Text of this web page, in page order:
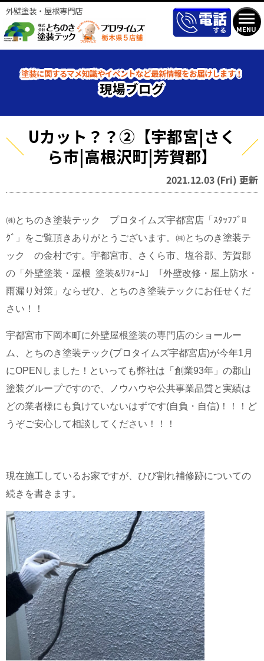
MENU
外壁塗装・屋根専門店
塗装に関するマメ知識やイベントなど最新情報をお届けします！
現場ブログ
Uカット？？②【宇都宮|さく
ら市|高根沢町|芳賀郡】
2021.12.03 (Fri) 更新
㈱とちのき塗装テック プロタイムズ宇都宮店「ｽﾀｯﾌﾌﾞﾛ
ｸﾞ」をご覧頂きありがとうございます。㈱とちのき塗装テ
ック の金村です。宇都宮市、さくら市、塩谷郡、芳賀郡
の「外壁塗装・屋根 塗装&ﾘﾌｫｰﾑ」「外壁改修・屋上防水・
雨漏り対策」ならぜひ、とちのき塗装テックにお任せくだ
さい！！
宇都宮市下岡本町に外壁屋根塗装の専門店のショールー
ム、とちのき塗装テック(プロタイムズ宇都宮店)が今年1月
にOPENしました！といっても弊社は「創業93年」の郡山
塗装グループですので、ノウハウや公共事業品質と実績は
どの業者様にも負けていないはずです(自負・自信)！！！ど
うぞご安心して相談してください！！！
現在施工しているお家ですが、ひび割れ補修跡についての
続きを書きます。